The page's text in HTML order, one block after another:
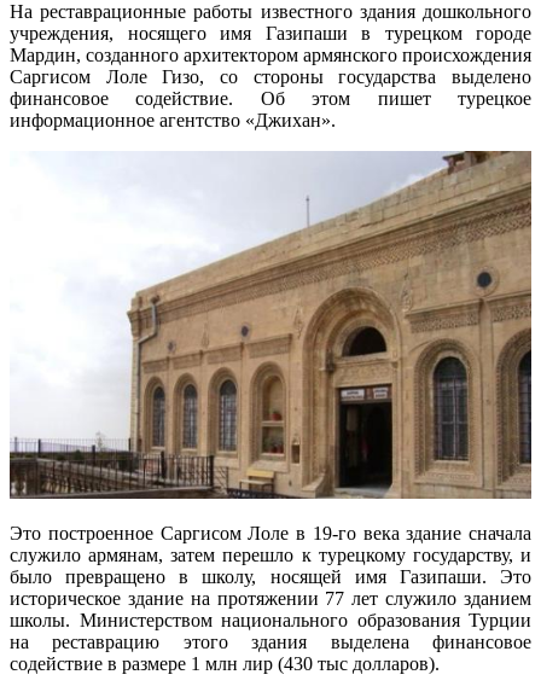
На реставрационные работы известного здания дошкольного
учреждения, носящего имя Газипаши в турецком городе
Мардин, созданного архитектором армянского происхождения
Саргисом Лоле Гизо, со стороны государства выделено
финансовое содействие. Об этом пишет турецкое
информационное агентство «Джихан».
Это построенное Саргисом Лоле в 19-го века здание сначала
служило армянам, затем перешло к турецкому государству, и
было превращено в школу, носящей имя Газипаши. Это
историческое здание на протяжении 77 лет служило зданием
школы. Министерством национального образования Турции
на реставрацию этого здания выделена финансовое
содействие в размере 1 млн лир (430 тыс долларов).